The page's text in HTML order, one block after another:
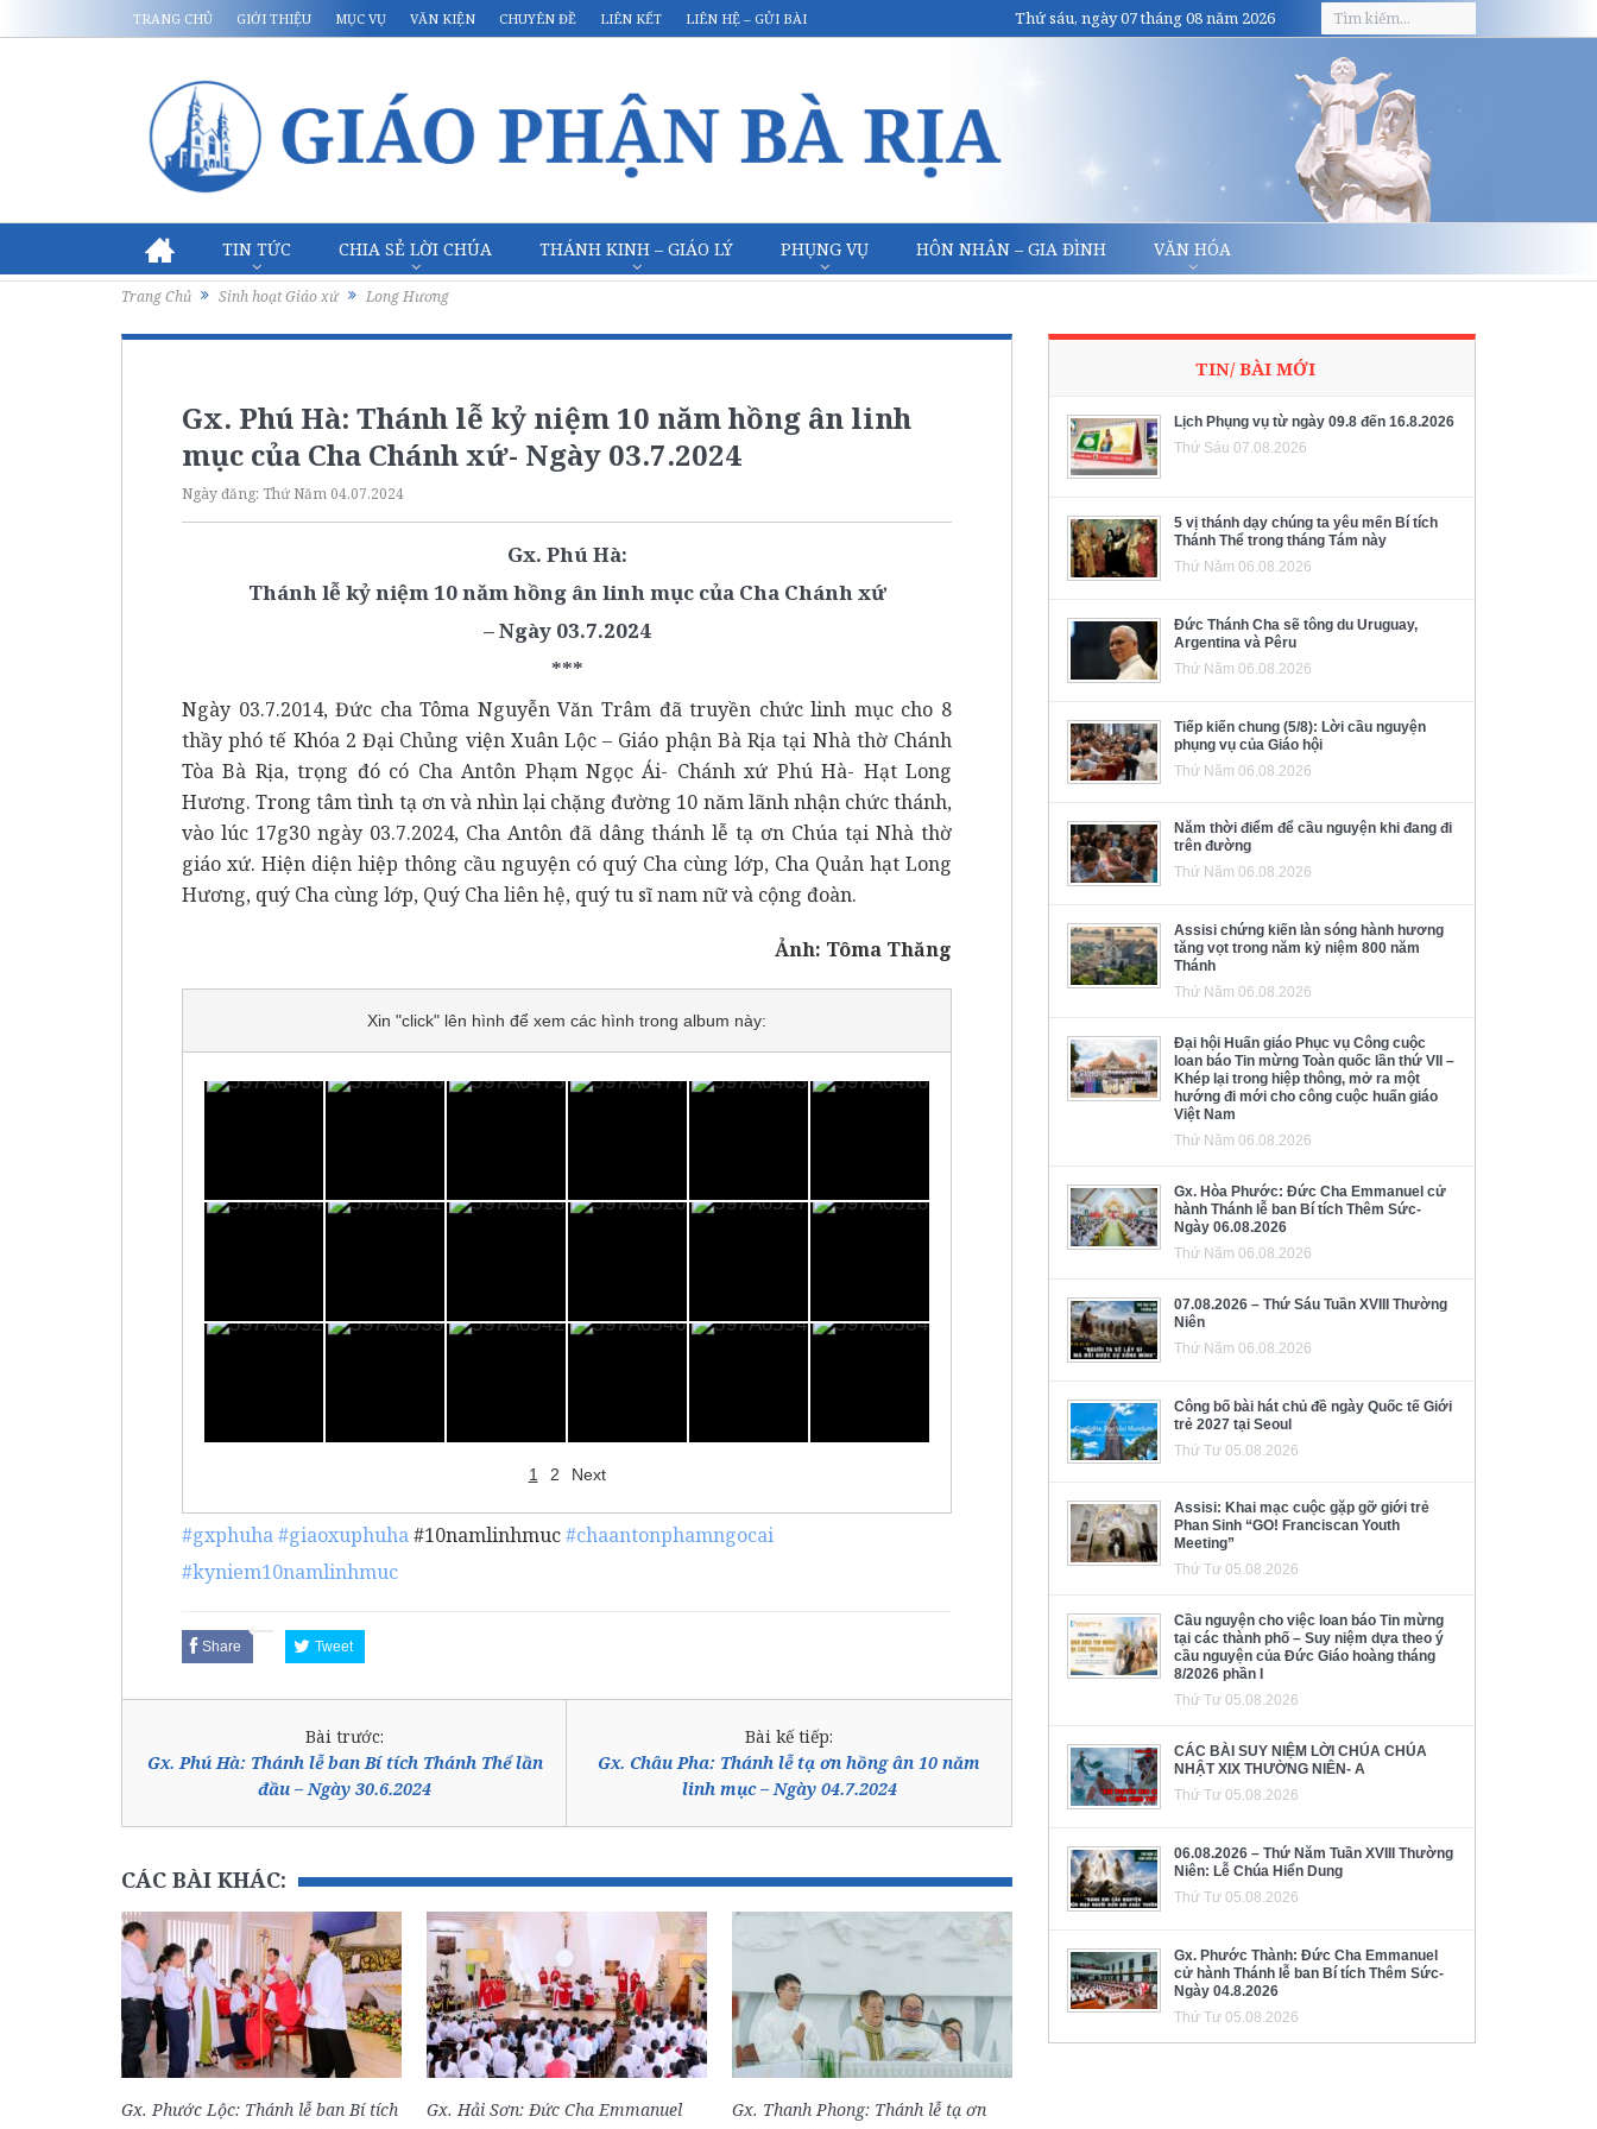
TRANG CHỦ GIỚI THIỆU MỤC VỤ VĂN KIỆN CHUYÊN ĐỀ LIÊN KẾT LIÊN HỆ – GỬI BÀI Thứ sáu, ngày 07 tháng 08 năm 2026
TIN TỨC CHIA SẺ LỜI CHÚA THÁNH KINH – GIÁO LÝ PHỤNG VỤ HÔN NHÂN – GIA ĐÌNH VĂN HÓA
Trang Chủ Sinh hoạt Giáo xứ Long Hương
Gx. Phú Hà: Thánh lễ kỷ niệm 10 năm hồng ân linh
mục của Cha Chánh xứ- Ngày 03.7.2024
Ngày đăng: Thứ Năm 04.07.2024
Gx. Phú Hà:
Thánh lễ kỷ niệm 10 năm hồng ân linh mục của Cha Chánh xứ
– Ngày 03.7.2024
***
Ngày 03.7.2014, Đức cha Tôma Nguyễn Văn Trâm đã truyền chức linh mục cho 8
thầy phó tế Khóa 2 Đại Chủng viện Xuân Lộc – Giáo phận Bà Rịa tại Nhà thờ Chánh
Tòa Bà Rịa, trọng đó có Cha Antôn Phạm Ngọc Ái- Chánh xứ Phú Hà- Hạt Long
Hương. Trong tâm tình tạ ơn và nhìn lại chặng đường 10 năm lãnh nhận chức thánh,
vào lúc 17g30 ngày 03.7.2024, Cha Antôn đã dâng thánh lễ tạ ơn Chúa tại Nhà thờ
giáo xứ. Hiện diện hiệp thông cầu nguyện có quý Cha cùng lớp, Cha Quản hạt Long
Hương, quý Cha cùng lớp, Quý Cha liên hệ, quý tu sĩ nam nữ và cộng đoàn.
Ảnh: Tôma Thăng
Xin "click" lên hình để xem các hình trong album này:
1 2 Next
#gxphuha#giaoxuphuha#10namlinhmuc#chaantonphamngocai
#kyniem10namlinhmuc
Share Tweet
Bài trước:
Gx. Phú Hà: Thánh lễ ban Bí tích Thánh Thể lần
đầu – Ngày 30.6.2024
Bài kế tiếp:
Gx. Châu Pha: Thánh lễ tạ ơn hồng ân 10 năm
linh mục – Ngày 04.7.2024
CÁC BÀI KHÁC:
Gx. Phước Lộc: Thánh lễ ban Bí tích
Gx. Hải Sơn: Đức Cha Emmanuel
Gx. Thanh Phong: Thánh lễ tạ ơn
TIN/ BÀI MỚI
Lịch Phụng vụ từ ngày 09.8 đến 16.8.2026
Thứ Sáu 07.08.2026
5 vị thánh dạy chúng ta yêu mến Bí tích
Thánh Thể trong tháng Tám này
Thứ Năm 06.08.2026
Đức Thánh Cha sẽ tông du Uruguay,
Argentina và Pêru
Thứ Năm 06.08.2026
Tiếp kiến chung (5/8): Lời cầu nguyện
phụng vụ của Giáo hội
Thứ Năm 06.08.2026
Năm thời điểm để cầu nguyện khi đang đi
trên đường
Thứ Năm 06.08.2026
Assisi chứng kiến làn sóng hành hương
tăng vọt trong năm kỷ niệm 800 năm
Thánh
Thứ Năm 06.08.2026
Đại hội Huấn giáo Phục vụ Công cuộc
loan báo Tin mừng Toàn quốc lần thứ VII –
Khép lại trong hiệp thông, mở ra một
hướng đi mới cho công cuộc huấn giáo
Việt Nam
Thứ Năm 06.08.2026
Gx. Hòa Phước: Đức Cha Emmanuel cử
hành Thánh lễ ban Bí tích Thêm Sức-
Ngày 06.08.2026
Thứ Năm 06.08.2026
07.08.2026 – Thứ Sáu Tuần XVIII Thường
Niên
Thứ Năm 06.08.2026
Công bố bài hát chủ đề ngày Quốc tế Giới
trẻ 2027 tại Seoul
Thứ Tư 05.08.2026
Assisi: Khai mạc cuộc gặp gỡ giới trẻ
Phan Sinh “GO! Franciscan Youth
Meeting”
Thứ Tư 05.08.2026
Cầu nguyện cho việc loan báo Tin mừng
tại các thành phố – Suy niệm dựa theo ý
cầu nguyện của Đức Giáo hoàng tháng
8/2026 phần I
Thứ Tư 05.08.2026
CÁC BÀI SUY NIỆM LỜI CHÚA CHÚA
NHẬT XIX THƯỜNG NIÊN- A
Thứ Tư 05.08.2026
06.08.2026 – Thứ Năm Tuần XVIII Thường
Niên: Lễ Chúa Hiển Dung
Thứ Tư 05.08.2026
Gx. Phước Thành: Đức Cha Emmanuel
cử hành Thánh lễ ban Bí tích Thêm Sức-
Ngày 04.8.2026
Thứ Tư 05.08.2026